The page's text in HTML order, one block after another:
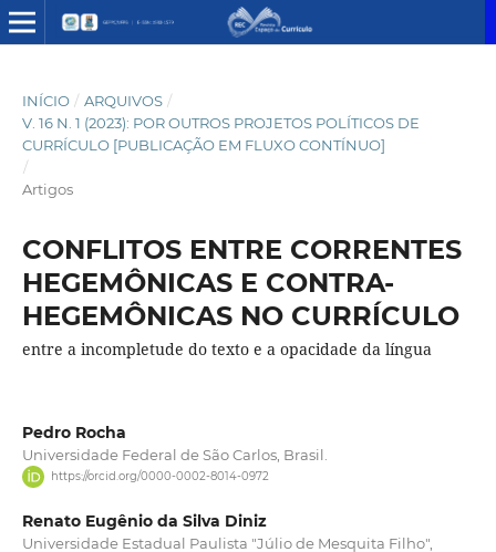
INÍCIO / ARQUIVOS /
V. 16 N. 1 (2023): POR OUTROS PROJETOS POLÍTICOS DE
CURRÍCULO [PUBLICAÇÃO EM FLUXO CONTÍNUO]
/
Artigos
CONFLITOS ENTRE CORRENTES
HEGEMÔNICAS E CONTRA-
HEGEMÔNICAS NO CURRÍCULO
entre a incompletude do texto e a opacidade da língua
Pedro Rocha
Universidade Federal de São Carlos, Brasil.
https://orcid.org/0000-0002-8014-0972
Renato Eugênio da Silva Diniz
Universidade Estadual Paulista "Júlio de Mesquita Filho",